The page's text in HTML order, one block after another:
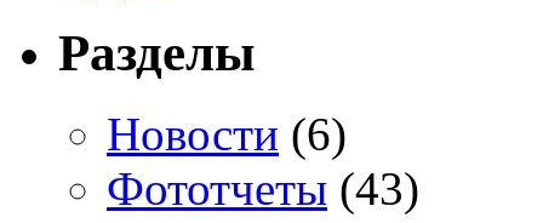
Разделы
Новости (6)
Фототчеты (43)